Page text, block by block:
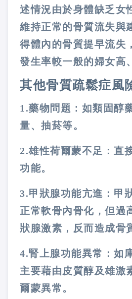
述情況由於身體缺乏女
維持正常的骨質流失與
得體內的骨質提早流失
發生率較一般的婦女高
其他骨質疏鬆症風
1.藥物問題： 如類固醇
量、抽菸等。
2.雄性荷爾蒙不足： 直
功能。
3.甲狀腺功能亢進： 甲
正常軟骨內骨化，但過
狀腺激素，反而造成骨
4.腎上腺功能異常： 如
主要藉由皮質醇及雄激
爾蒙異常。